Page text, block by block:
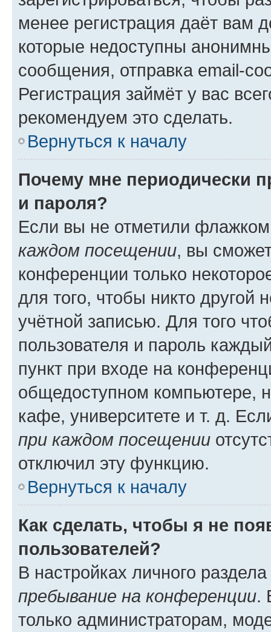
менее регистрация даёт вам
которые недоступны
сообщения, отправка email-
Регистрация займёт у вас
рекомендуем это сделать.
Вернуться к началу
Почему мне периодически
и пароля?
Если вы не отметили
каждом посещении, вы
конференции только
для того, чтобы никто другой
учётной записью. Для того
пользователя и пароль
пункт при входе на
общедоступном компьютере,
кафе, университете и т. д.
при каждом посещении
отключил эту функцию.
Вернуться к началу
Как сделать, чтобы я не
пользователей?
В настройках личного
пребывание на конференции.
только администраторам,